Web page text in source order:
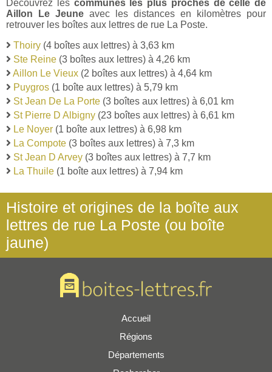
Découvrez les communes les plus proches de celle de
Aillon Le Jeune avec les distances en kilomètres pour
retrouver les boîtes aux lettres de rue La Poste.
Thoiry (4 boîtes aux lettres) à 3,63 km
Ste Reine (3 boîtes aux lettres) à 4,26 km
Aillon Le Vieux (2 boîtes aux lettres) à 4,64 km
Puygros (1 boîte aux lettres) à 5,79 km
St Jean De La Porte (3 boîtes aux lettres) à 6,01 km
St Pierre D Albigny (23 boîtes aux lettres) à 6,61 km
Le Noyer (1 boîte aux lettres) à 6,98 km
La Compote (3 boîtes aux lettres) à 7,3 km
St Jean D Arvey (3 boîtes aux lettres) à 7,7 km
La Thuile (1 boîte aux lettres) à 7,94 km
Histoire et origines de la boîte aux
lettres de rue La Poste (ou boîte
jaune)
Accueil
Régions
Départements